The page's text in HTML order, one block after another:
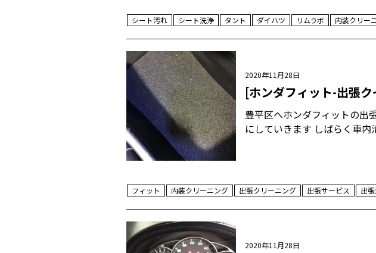
シート汚れ シート洗浄 タント ダイハツ リムラボ 内装クリー
2020年11月28日
[ホンダフィット-出張
豊平区へホンダフィットの出
にしていきます しばらく車
フィット 内装クリーニング 出張クリーニング 出張サービス 出
2020年11月28日